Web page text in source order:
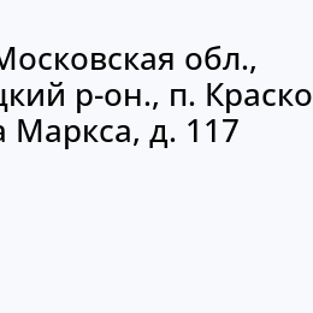
обл.,
р-он., п.
Маркса, д. 117